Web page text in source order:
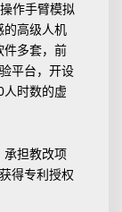
作手臂模拟
的高级人机
件多套，前
平台，开设
人时数的虚
承担教改项
得专利授权